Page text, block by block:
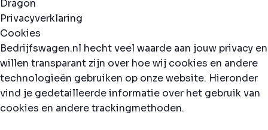
Privacyverklaring
Cookies
Bedrijfswagen.nl hecht veel waarde aan jouw privacy en
willen transparant zijn over hoe wij cookies en andere
technologieën gebruiken op onze website. Hieronder
vind je gedetailleerde informatie over het gebruik van
cookies en andere trackingmethoden.